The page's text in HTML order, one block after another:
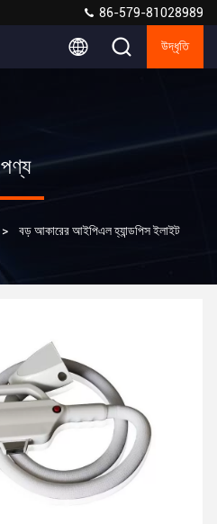
86-579-81028989
উদ্ধৃতি
পণ্য
> বড় আকারের আইপিএল হ্যান্ডপিস ইলাইট